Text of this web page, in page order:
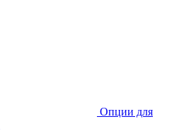
Опции для